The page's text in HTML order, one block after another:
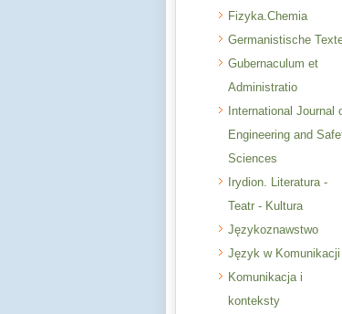
Fizyka.Chemia
Germanistische
Gubernaculum et
Administratio
International Journal
Engineering and
Sciences
Irydion. Literatura -
Teatr - Kultura
Językoznawstwo
Język w Komunikacji
Komunikacja i
konteksty